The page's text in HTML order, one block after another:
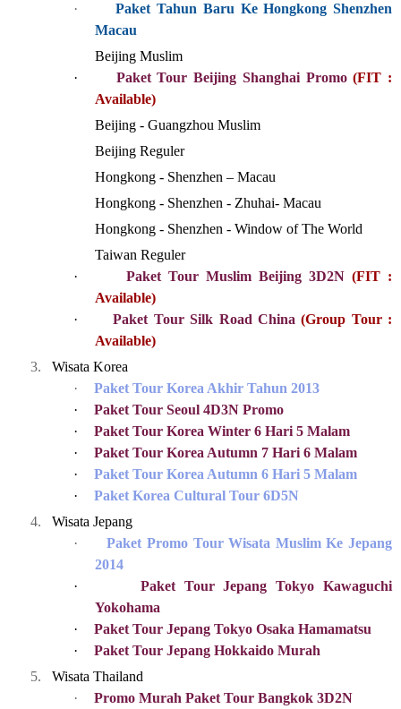
·
Paket Tahun Baru Ke Hongkong Shenzhen
Macau
Beijing Muslim
·
Paket Tour Beijing Shanghai Promo (FIT :
Available)
Beijing - Guangzhou Muslim
Beijing Reguler
Hongkong - Shenzhen – Macau
Hongkong - Shenzhen - Zhuhai- Macau
Hongkong - Shenzhen - Window of The World
Taiwan Reguler
·
Paket Tour Muslim Beijing 3D2N (FIT :
Available)
·
Paket Tour Silk Road China (Group Tour :
Available)
3.
Wisata Korea
·
Paket Tour Korea Akhir Tahun 2013
·
Paket Tour Seoul 4D3N Promo
·
Paket Tour Korea Winter 6 Hari 5 Malam
·
Paket Tour Korea Autumn 7 Hari 6 Malam
·
Paket Tour Korea Autumn 6 Hari 5 Malam
·
Paket Korea Cultural Tour 6D5N
4.
Wisata Jepang
·
Paket Promo Tour Wisata Muslim Ke Jepang
2014
·
Paket Tour Jepang Tokyo Kawaguchi
Yokohama
·
Paket Tour Jepang Tokyo Osaka Hamamatsu
·
Paket Tour Jepang Hokkaido Murah
5.
Wisata Thailand
·
Promo Murah Paket Tour Bangkok 3D2N